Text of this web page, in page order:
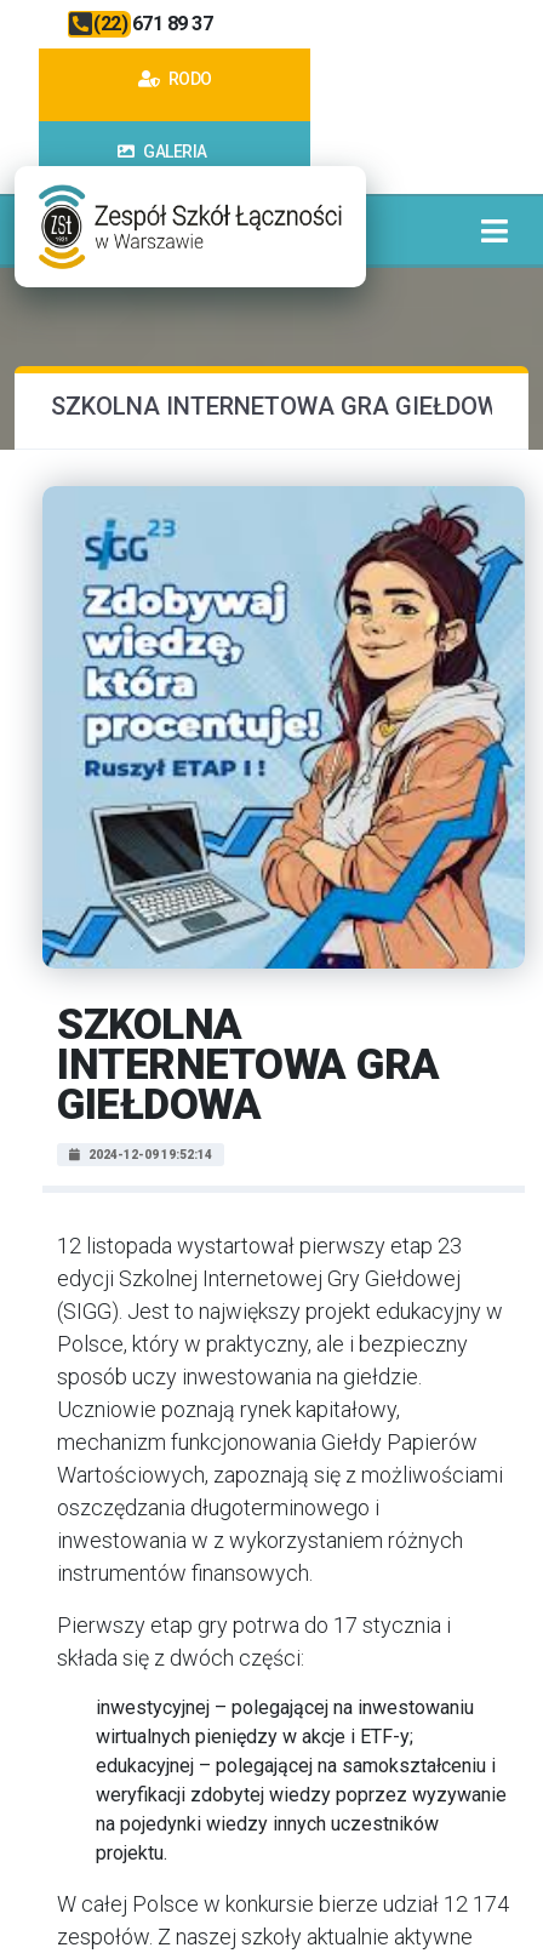
(22) 671 89 37
RODO
GALERIA
SZKOLNA INTERNETOWA GRA GIEŁDOWA
SZKOLNA
INTERNETOWA GRA
GIEŁDOWA
2024-12-09 19:52:14
12 listopada wystartował pierwszy etap 23
edycji Szkolnej Internetowej Gry Giełdowej
(SIGG). Jest to największy projekt edukacyjny w
Polsce, który w praktyczny, ale i bezpieczny
sposób uczy inwestowania na giełdzie.
Uczniowie poznają rynek kapitałowy,
mechanizm funkcjonowania Giełdy Papierów
Wartościowych, zapoznają się z możliwościami
oszczędzania długoterminowego i
inwestowania w z wykorzystaniem różnych
instrumentów finansowych.
Pierwszy etap gry potrwa do 17 stycznia i
składa się z dwóch części:
inwestycyjnej – polegającej na inwestowaniu
wirtualnych pieniędzy w akcje i ETF-y;
edukacyjnej – polegającej na samokształceniu i
weryfikacji zdobytej wiedzy poprzez wyzywanie
na pojedynki wiedzy innych uczestników
projektu.
W całej Polsce w konkursie bierze udział 12 174
zespołów. Z naszej szkoły aktualnie aktywne